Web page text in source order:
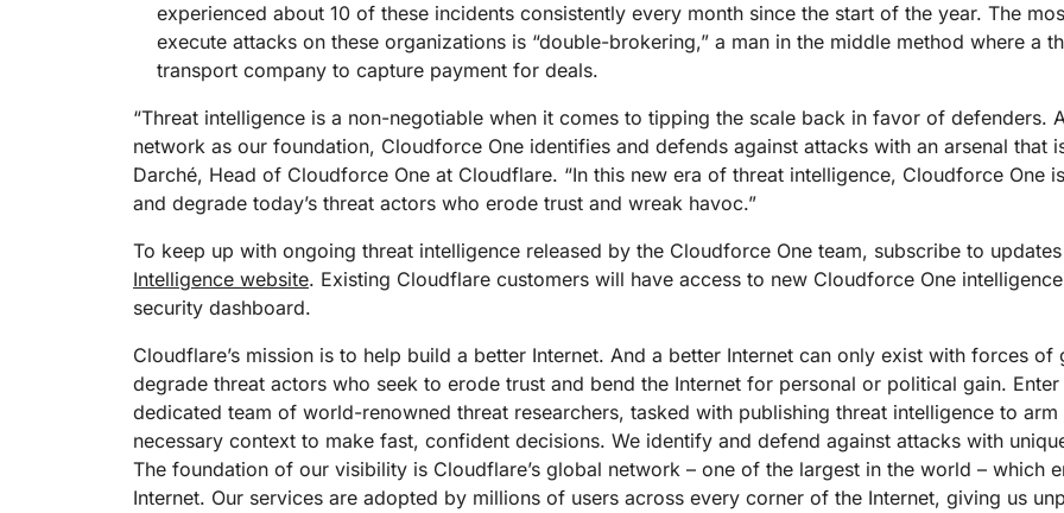
experienced about 10 of these incidents consistently every month since the start of the year. The
execute attacks on these organizations is “double-brokering,” a man in the middle method where a
transport company to capture payment for deals.
“Threat intelligence is a non-negotiable when it comes to tipping the scale back in favor of defenders.
network as our foundation, Cloudforce One identifies and defends against attacks with an arsenal that
Darché, Head of Cloudforce One at Cloudflare. “In this new era of threat intelligence, Cloudforce One
and degrade today’s threat actors who erode trust and wreak havoc.”
To keep up with ongoing threat intelligence released by the Cloudforce One team, subscribe to
Intelligence website. Existing Cloudflare customers will have access to new Cloudforce One
security dashboard.
Cloudflare’s mission is to help build a better Internet. And a better Internet can only exist with forces
degrade threat actors who seek to erode trust and bend the Internet for personal or political gain. Enter
dedicated team of world-renowned threat researchers, tasked with publishing threat intelligence to
necessary context to make fast, confident decisions. We identify and defend against attacks with
The foundation of our visibility is Cloudflare’s global network – one of the largest in the world – which
Internet. Our services are adopted by millions of users across every corner of the Internet, giving us